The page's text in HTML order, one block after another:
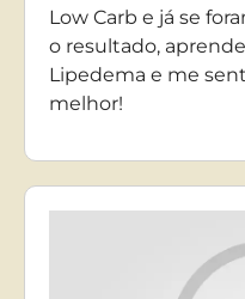
Low Carb e já se
o resultado,
Lipedema e me
melhor!